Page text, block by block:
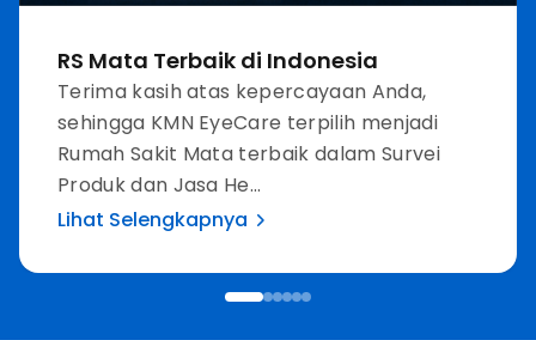
RS Mata Terbaik di Indonesia
Terima kasih atas kepercayaan Anda,
sehingga KMN EyeCare terpilih menjadi
Rumah Sakit Mata terbaik dalam Survei
Produk dan Jasa He...
Lihat Selengkapnya